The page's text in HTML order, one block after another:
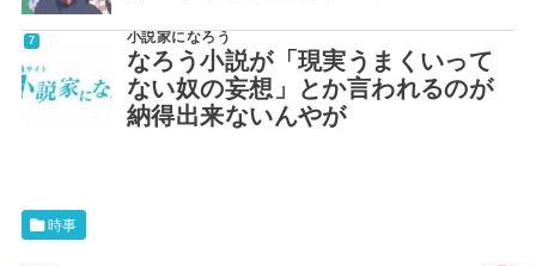
小説家になろう
なろう小説が「現実うまくいって
ない奴の妄想」とか言われるのが
納得出来ないんやが
時事